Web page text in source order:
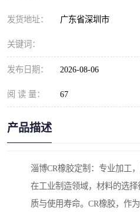
发货地址： 广东省深圳市
关键词：
发布日期： 2026-08-06
阅 读 量： 67
产品描述
淄博CR橡胶定制：专业加工
在工业制造领域，材料的选
质与使用寿命。CR橡胶，作